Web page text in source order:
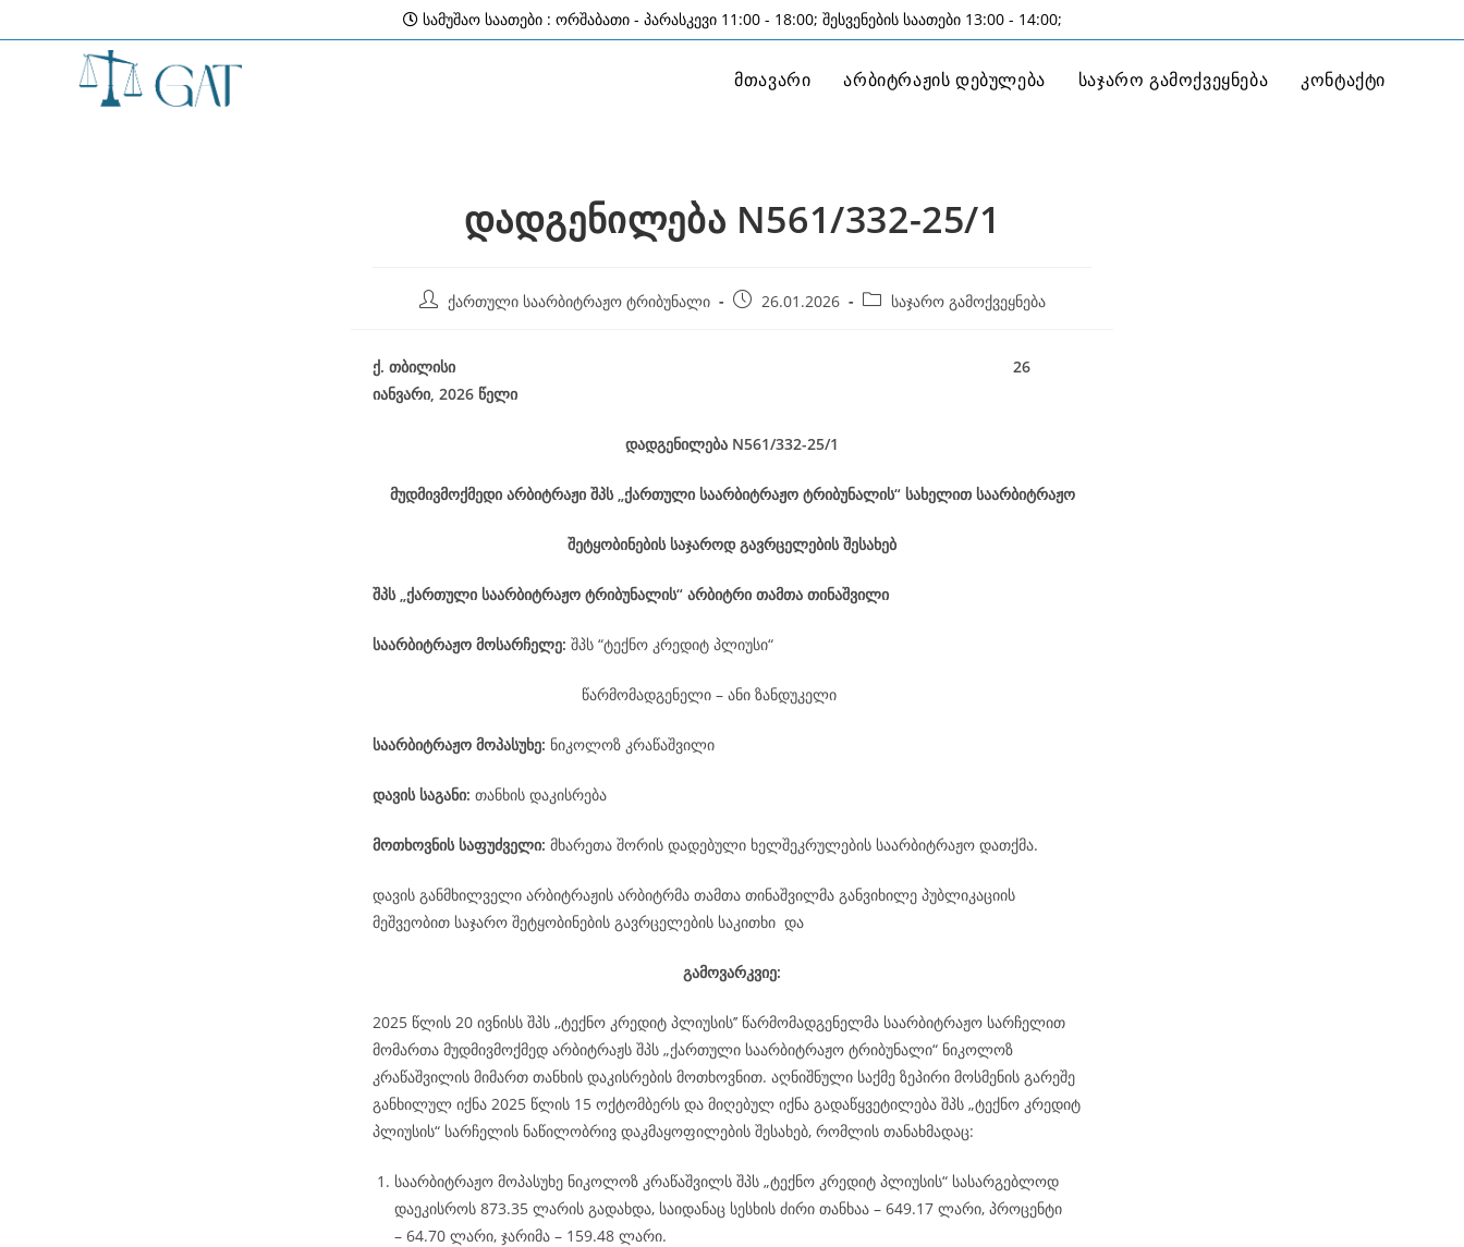
to
სამუშაო საათები : ორშაბათი - პარასკევი 11:00 - 18:00; შესვენების საათები 13:00 - 14:00;
მთავარი არბიტრაჟის დებულება საჯარო გამოქვეყნება კონტაქტი
დადგენილება N561/332-25/1
Post ქართული საარბიტრაჟო ტრიბუნალი
Post 26.01.2026
Post საჯარო გამოქვეყნება
ქ. თბილისი
26
იანვარი, 2026 წელი
დადგენილება N561/332-25/1
მუდმივმოქმედი არბიტრაჟი შპს „ქართული საარბიტრაჟო ტრიბუნალის“ სახელით საარბიტრაჟო
შეტყობინების საჯაროდ გავრცელების შესახებ
შპს „ქართული საარბიტრაჟო ტრიბუნალის“ არბიტრი თამთა თინაშვილი
საარბიტრაჟო მოსარჩელე: შპს “ტექნო კრედიტ პლიუსი“
წარმომადგენელი – ანი ზანდუკელი
საარბიტრაჟო მოპასუხე: ნიკოლოზ კრაწაშვილი
დავის საგანი: თანხის დაკისრება
მოთხოვნის საფუძველი: მხარეთა შორის დადებული ხელშეკრულების საარბიტრაჟო დათქმა.
დავის განმხილველი არბიტრაჟის არბიტრმა თამთა თინაშვილმა განვიხილე პუბლიკაციის
მეშვეობით საჯარო შეტყობინების გავრცელების საკითხი და
გამოვარკვიე:
2025 წლის 20 ივნისს შპს ,,ტექნო კრედიტ პლიუსის’’ წარმომადგენელმა საარბიტრაჟო სარჩელით
მომართა მუდმივმოქმედ არბიტრაჟს შპს „ქართული საარბიტრაჟო ტრიბუნალი“ ნიკოლოზ
კრაწაშვილის მიმართ თანხის დაკისრების მოთხოვნით. აღნიშნული საქმე ზეპირი მოსმენის გარეშე
განხილულ იქნა 2025 წლის 15 ოქტომბერს და მიღებულ იქნა გადაწყვეტილება შპს „ტექნო კრედიტ
პლიუსის“ სარჩელის ნაწილობრივ დაკმაყოფილების შესახებ, რომლის თანახმადაც:
საარბიტრაჟო მოპასუხე ნიკოლოზ კრაწაშვილს შპს „ტექნო კრედიტ პლიუსის“ სასარგებლოდ
დაეკისროს 873.35 ლარის გადახდა, საიდანაც სესხის ძირი თანხაა – 649.17 ლარი, პროცენტი
– 64.70 ლარი, ჯარიმა – 159.48 ლარი.